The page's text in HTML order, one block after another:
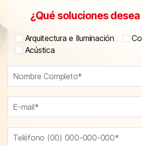
¿Qué soluciones
Arquitectura e Iluminación
Acústica